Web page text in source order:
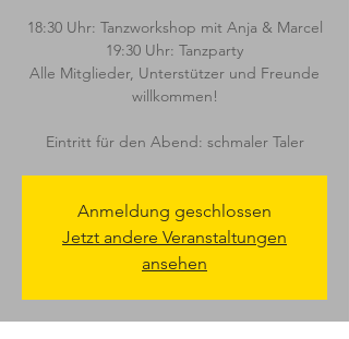
18:30 Uhr: Tanzworkshop mit Anja & Marcel
19:30 Uhr: Tanzparty
Alle Mitglieder, Unterstützer und Freunde
willkommen!
Eintritt für den Abend: schmaler Taler
Anmeldung geschlossen
Jetzt andere Veranstaltungen
ansehen